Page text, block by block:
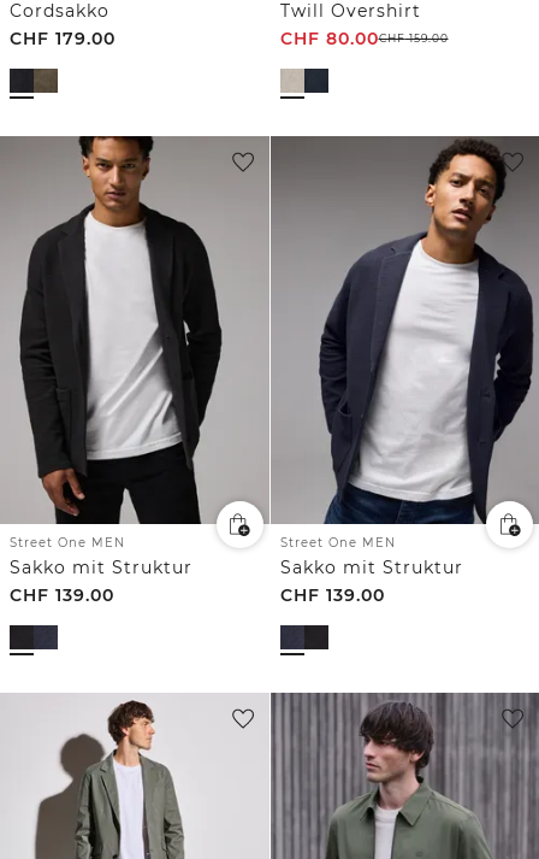
Cordsakko
CHF 179.00
Twill Overshirt
CHF 80.00CHF159.00
Street One MEN
Sakko mit Struktur
CHF 139.00
Street One MEN
Sakko mit Struktur
CHF 139.00